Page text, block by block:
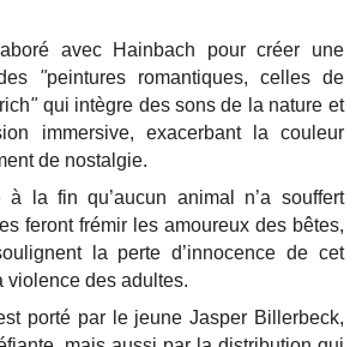
avec Hainbach pour créer une
"peintures romantiques, celles de
"qui intègre des sons de la nature et
immersive, exacerbant la couleur
de nostalgie.
à la fin qu’aucun animal n’a souffert
feront frémir les amoureux des bêtes,
la perte d’innocence de cet
violence des adultes.
porté par le jeune Jasper Billerbeck,